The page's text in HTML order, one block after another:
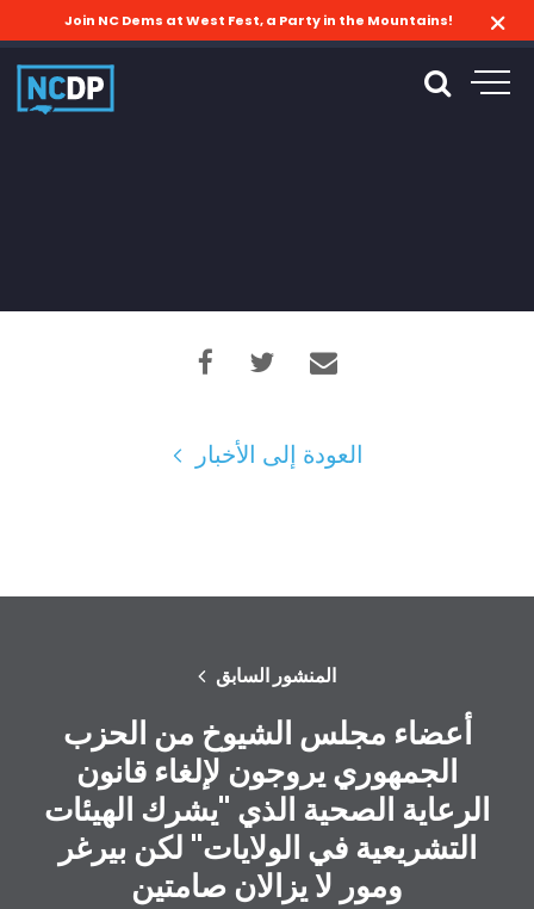
Join NC Dems at West Fest, a Party in the Mountains!
العودة إلى الأخبار
المنشور السابق
أعضاء مجلس الشيوخ من الحزب
الجمهوري يروجون لإلغاء قانون
الرعاية الصحية الذي "يشرك الهيئات
التشريعية في الولايات" لكن بيرغر
ومور لا يزالان صامتين